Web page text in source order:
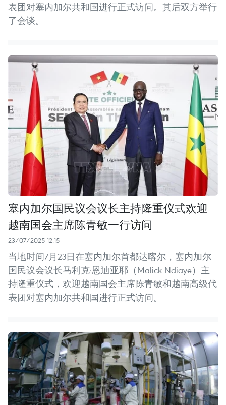
表团对塞内加尔共和国进行正式访问。其后双方举行
了会谈。
塞内加尔国民议会议长主持隆重仪式欢迎
越南国会主席陈青敏一行访问
23/07/2025 12:15
当地时间7月23日在塞内加尔首都达喀尔，塞内加尔
国民议会议长马利克·恩迪亚耶（Malick Ndiaye）主
持隆重仪式，欢迎越南国会主席陈青敏和越南高级代
表团对塞内加尔共和国进行正式访问。